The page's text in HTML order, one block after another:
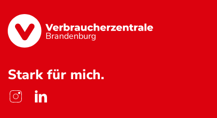
Brandenburg
Stark für mich.